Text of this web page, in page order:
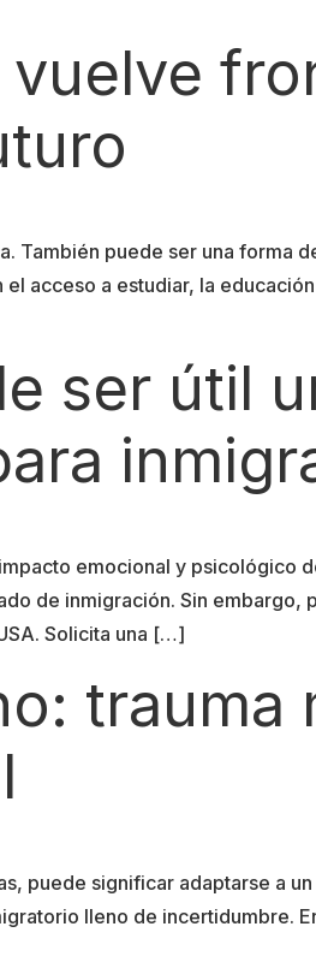
También puede ser una forma
acceso a estudiar, la
ser útil
emocional y psicológico
de inmigración. Sin
Solicita una […]
trauma
puede significar adaptarse a
lleno de incertidumbre.